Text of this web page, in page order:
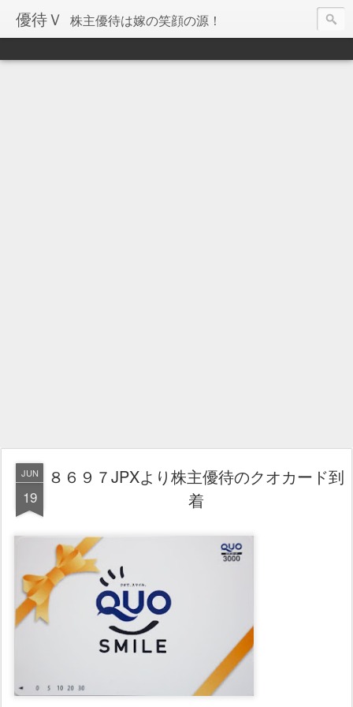
優待Ｖ 株主優待は嫁の笑顔の源！
JUN
19
８６９７JPXより株主優待のクオカード到
着